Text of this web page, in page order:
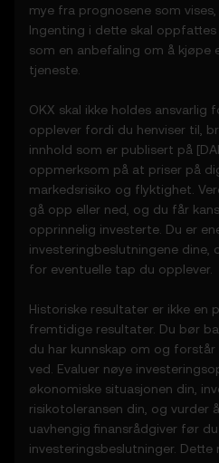
mye fra prognosene som
Ingenting i dette skal
som en anbefaling om å kjøpe
tjeneste.
OKX skal ikke holdes ansvarlig
opplever fordi du henviser til,
innhold som er publisert på [DAI
oppmerksom på at priser på
markedsrisiko og flyktighet.
gå opp eller ned, og du får
opprinnelig investerte. Du er
investeringbeslutningene dine,
for eventuelle tap du opplever.
Historiske resultater er ikke en
fremtidige resultater. Du bør
du har kunnskap om og
ved. Evaluer nøye
økonomiske situasjonen din,
risikotoleransen din, og vurder
uavhengig finansrådgiver før
investeringsbeslutninger.
• analytiske verktøy til
deriblant
• varsler og
markedsaktivitet
finans- eller
stoles på ved
investeringer eller
4. Forpliktelsene dine
4.1 Du godtar dette:
• å overholde alle vilkår
• å ikke kopiere eller
• å gjøre egne
informert om alle
alt av markedsaktivitet
5.
5.1
som leveres, er ikke
• garantert å være